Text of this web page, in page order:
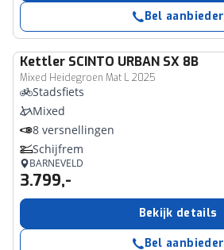
Bel aanbieder
Kettler SCINTO URBAN SX 8B
Mixed Heidegroen Mat L 2025
Stadsfiets
Mixed
8 versnellingen
Schijfrem
BARNEVELD
3.799,-
Bekijk details
Bel aanbieder